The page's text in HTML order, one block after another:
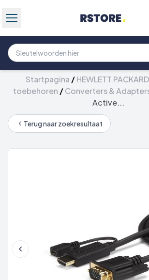
Startpagina /HEWLETT PACKARD
toebehoren /Converters &
Active...
Terug naar zoekresultaat